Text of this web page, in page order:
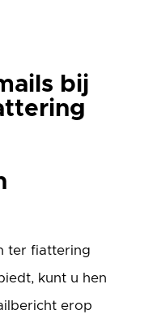
bij
ter fiattering
kunt u hen
erop